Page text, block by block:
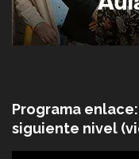
Programa
siguiente nivel